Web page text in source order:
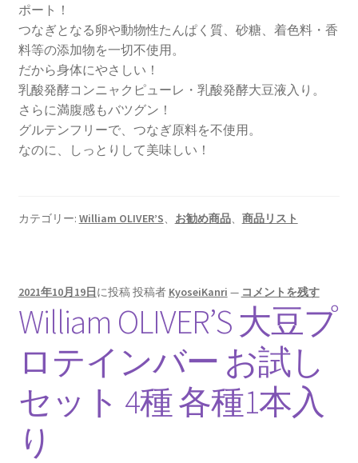
素材へのこだわり その3
素材へのこだわり その4
素材へのこだわり その１
返金および返品ポリシー
ポート！
つなぎとなる卵や動物性たんぱく質、砂糖、着色料・香
料等の添加物を一切不使用。
だから身体にやさしい！
乳酸発酵コンニャクピューレ・乳酸発酵大豆液入り。
さらに満腹感もバツグン！
グルテンフリーで、つなぎ原料を不使用。
なのに、しっとりして美味しい！
カテゴリー: William OLIVER’S、 お勧め商品、 商品リスト
2021年10月19日に投稿投稿者 KyoseiKanri — コメントを残す
William OLIVER’S 大豆プ
ロテインバー お試し
セット 4種 各種1本入
り